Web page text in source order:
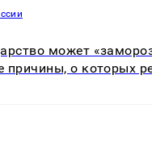
может
причины, о которых